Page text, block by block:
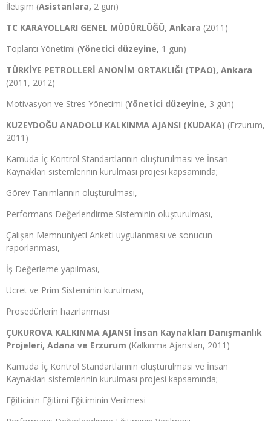
İletişim (Asistanlara, 2 gün)
TC KARAYOLLARI GENEL MÜDÜRLÜĞÜ, Ankara (2011)
Toplantı Yönetimi (Yönetici düzeyine, 1 gün)
TÜRKİYE PETROLLERİ ANONİM ORTAKLIĞI (TPAO), Ankara
(2011, 2012)
Motivasyon ve Stres Yönetimi (Yönetici düzeyine, 3 gün)
KUZEYDOĞU ANADOLU KALKINMA AJANSI (KUDAKA) (Erzurum,
2011)
Kamuda İç Kontrol Standartlarının oluşturulması ve İnsan
Kaynakları sistemlerinin kurulması projesi kapsamında;
Görev Tanımlarının oluşturulması,
Performans Değerlendirme Sisteminin oluşturulması,
Çalışan Memnuniyeti Anketi uygulanması ve sonucun
raporlanması,
İş Değerleme yapılması,
Ücret ve Prim Sisteminin kurulması,
Prosedürlerin hazırlanması
ÇUKUROVA KALKINMA AJANSI İnsan Kaynakları Danışmanlık
Projeleri, Adana ve Erzurum (Kalkınma Ajansları, 2011)
Kamuda İç Kontrol Standartlarının oluşturulması ve İnsan
Kaynakları sistemlerinin kurulması projesi kapsamında;
Eğiticinin Eğitimi Eğitiminin Verilmesi